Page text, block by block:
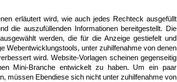
erläutert wird, wie auch jedes Rechteck ausgefüllt
die auszufüllenden Informationen bereitgestellt. Die
werden, die für die Anzeige gestiefelt und
Webentwicklungstools, unter zuhilfenahme von denen
wird. Website-Vorlagen scheinen gegenseitig
Mini-Branche entwickelt zu haben. Um ein paar
müssen Ebendiese sich nicht unter zuhilfenahme von